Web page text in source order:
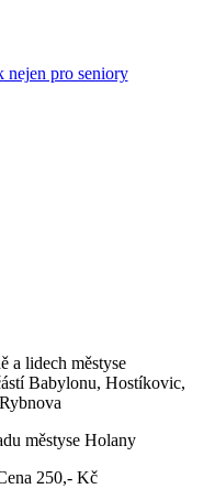
nejen pro seniory
a lidech městyse
Babylonu, Hostíkovic,
městyse Holany
250,- Kč